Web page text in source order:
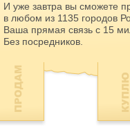
И уже завтра вы сможете
в любом из 1135 городов
Ваша прямая связь с 15
Без посредников.